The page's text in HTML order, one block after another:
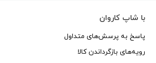
با شاپ کاروان
پاسخ به پرسش‌های متداول
رویه‌های بازگرداندن کالا